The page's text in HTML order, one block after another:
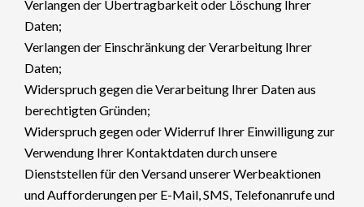
Verlangen der Übertragbarkeit oder Löschung Ihrer
Daten;
Verlangen der Einschränkung der Verarbeitung Ihrer
Daten;
Widerspruch gegen die Verarbeitung Ihrer Daten aus
berechtigten Gründen;
Widerspruch gegen oder Widerruf Ihrer Einwilligung zur
Verwendung Ihrer Kontaktdaten durch unsere
Dienststellen für den Versand unserer Werbeaktionen
und Aufforderungen per E-Mail, SMS, Telefonanrufe und